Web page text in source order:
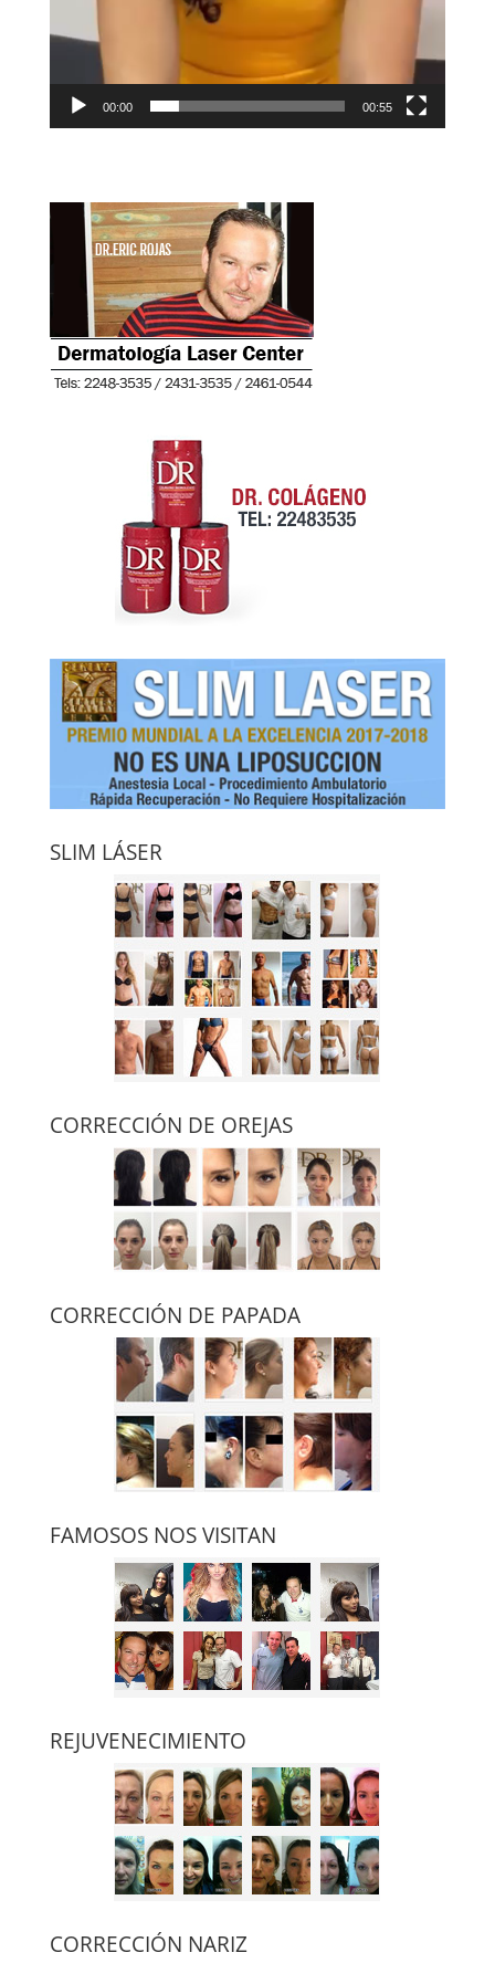
00:00 00:55
SLIM LÁSER
CORRECCIÓN DE OREJAS
CORRECCIÓN DE PAPADA
FAMOSOS NOS VISITAN
REJUVENECIMIENTO
CORRECCIÓN NARIZ